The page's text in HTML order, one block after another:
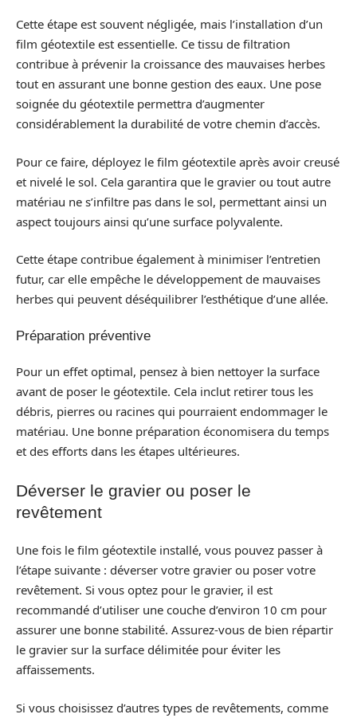
Cette étape est souvent négligée, mais l’installation d’un
film géotextile est essentielle. Ce tissu de filtration
contribue à prévenir la croissance des mauvaises herbes
tout en assurant une bonne gestion des eaux. Une pose
soignée du géotextile permettra d’augmenter
considérablement la durabilité de votre chemin d’accès.
Pour ce faire, déployez le film géotextile après avoir creusé
et nivelé le sol. Cela garantira que le gravier ou tout autre
matériau ne s’infiltre pas dans le sol, permettant ainsi un
aspect toujours ainsi qu’une surface polyvalente.
Cette étape contribue également à minimiser l’entretien
futur, car elle empêche le développement de mauvaises
herbes qui peuvent déséquilibrer l’esthétique d’une allée.
Préparation préventive
Pour un effet optimal, pensez à bien nettoyer la surface
avant de poser le géotextile. Cela inclut retirer tous les
débris, pierres ou racines qui pourraient endommager le
matériau. Une bonne préparation économisera du temps
et des efforts dans les étapes ultérieures.
Déverser le gravier ou poser le
revêtement
Une fois le film géotextile installé, vous pouvez passer à
l’étape suivante : déverser votre gravier ou poser votre
revêtement. Si vous optez pour le gravier, il est
recommandé d’utiliser une couche d’environ 10 cm pour
assurer une bonne stabilité. Assurez-vous de bien répartir
le gravier sur la surface délimitée pour éviter les
affaissements.
Si vous choisissez d’autres types de revêtements, comme